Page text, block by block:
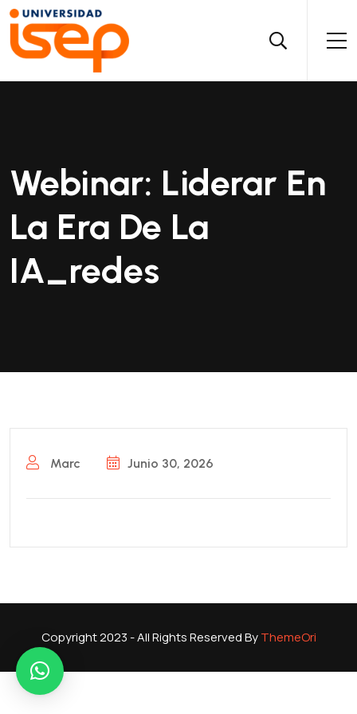
Webinar: Liderar En
La Era De La
IA_redes
Marc Junio 30, 2026
Copyright 2023 - All Rights Reserved ByThemeOri